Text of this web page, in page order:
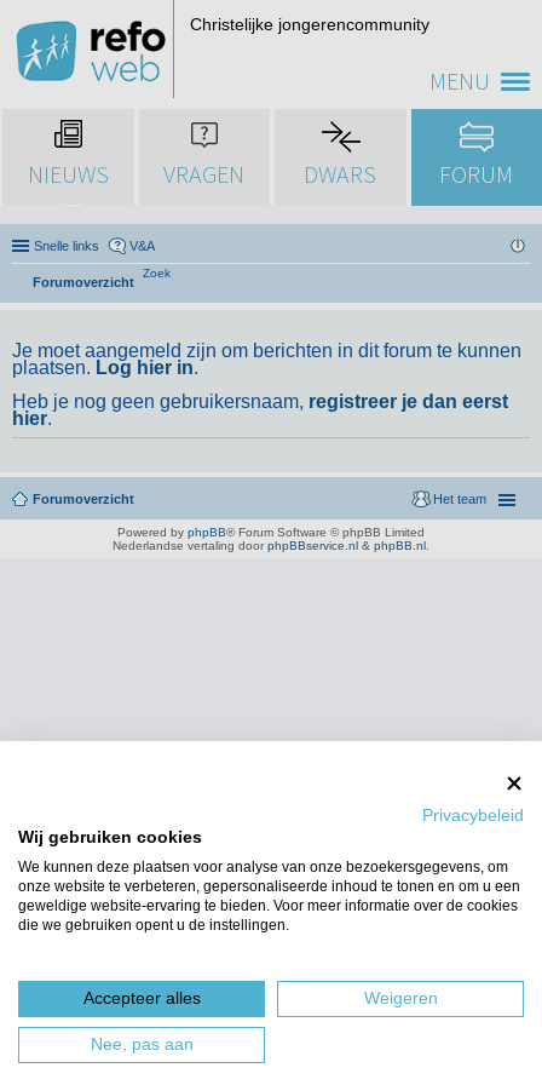
Privacybeleid
Wij gebruiken cookies
We kunnen deze plaatsen voor analyse van onze bezoekersgegevens, om
onze website te verbeteren, gepersonaliseerde inhoud te tonen en om u een
geweldige website-ervaring te bieden. Voor meer informatie over de cookies
die we gebruiken opent u de instellingen.
Accepteer alles Weigeren
Nee, pas aan
MENU
Christelijke jongerencommunity
NIEUWS VRAGEN DWARS FORUM
Snelle links V&A
Forumoverzicht
Zoek
Je moet aangemeld zijn om berichten in dit forum te kunnen
plaatsen. Log hier in.
Heb je nog geen gebruikersnaam, registreer je dan eerst
hier.
Forumoverzicht Het team
Powered by phpBB® Forum Software © phpBB Limited
Nederlandse vertaling door phpBBservice.nl & phpBB.nl